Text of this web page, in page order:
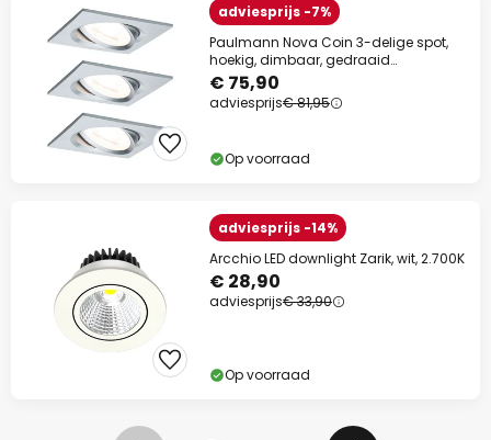
adviesprijs -7%
Paulmann Nova Coin 3-delige spot,
hoekig, dimbaar, gedraaid
aluminium, 2700 K
€ 75,90
adviesprijs€ 81,95
Op voorraad
adviesprijs -14%
Arcchio LED downlight Zarik, wit, 2.700K
€ 28,90
adviesprijs€ 33,90
Op voorraad